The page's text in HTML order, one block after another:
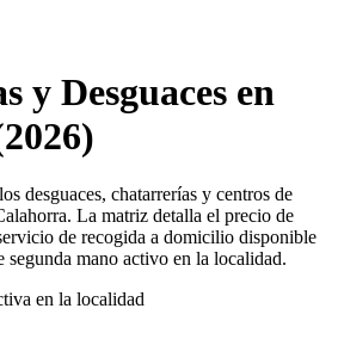
y Desguaces en
desguaces, chatarrerías y centros de
La matriz detalla el precio de
de recogida a domicilio disponible
segunda mano activo en la localidad.
en la localidad